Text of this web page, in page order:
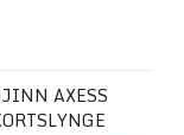
AXESS